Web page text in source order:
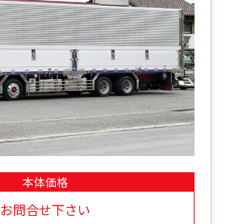
本体価格
お問合せ下さい